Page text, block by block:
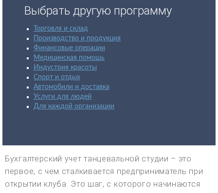
Выбрать другую программу
Торговля и склад
Производство и продукция
Финансовые операции
Медицинская помощь
Индустрия красоты
Спорт и отдых
Автомобили и доставка
Услуги для людей
Для каждой организации
Бухгалтерский учет танцевальной студии – это
первое, с чем сталкивается предприниматель при
открытии клуба. Это шаг, с которого начинаются